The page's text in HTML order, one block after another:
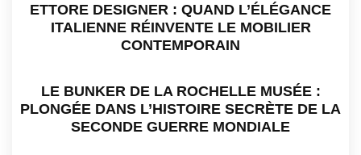
ETTORE DESIGNER : QUAND L’ÉLÉGANCE
ITALIENNE RÉINVENTE LE MOBILIER
CONTEMPORAIN
LE BUNKER DE LA ROCHELLE MUSÉE :
PLONGÉE DANS L’HISTOIRE SECRÈTE DE LA
SECONDE GUERRE MONDIALE